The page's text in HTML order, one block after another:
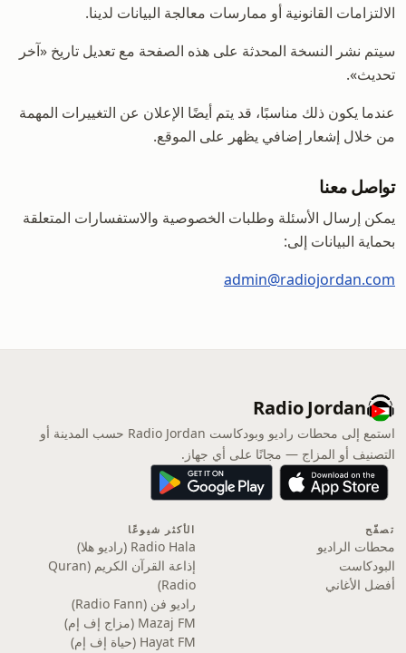
الالتزامات القانونية أو ممارسات معالجة البيانات لدينا.
سيتم نشر النسخة المحدثة على هذه الصفحة مع تعديل تاريخ «آخر
تحديث».
عندما يكون ذلك مناسبًا، قد يتم أيضًا الإعلان عن التغييرات المهمة
من خلال إشعار إضافي يظهر على الموقع.
تواصل معنا
يمكن إرسال الأسئلة وطلبات الخصوصية والاستفسارات المتعلقة
بحماية البيانات إلى:
admin@radiojordan.com
Radio Jordan
استمع إلى محطات راديو وبودكاست Radio Jordan حسب المدينة أو
التصنيف أو المزاج — مجانًا على أي جهاز.
تصفّح
محطات الراديو
البودكاست
أفضل الأغاني
الأكثر شيوعًا
Radio Hala (راديو هلا)
إذاعة القرآن الكريم (Quran
Radio)
راديو فن (Radio Fann)
Mazaj FM (مزاج إف إم)
Hayat FM (حياة إف إم)